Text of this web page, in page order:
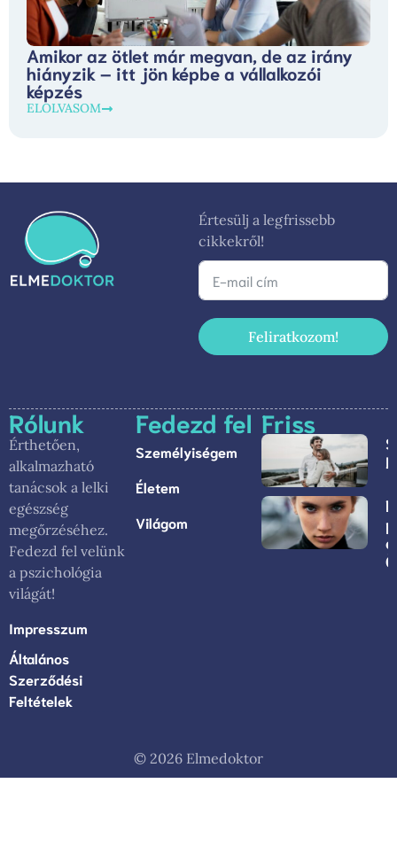
Amikor az ötlet már megvan, de az irány
hiányzik – itt jön képbe a vállalkozói
képzés
ELOLVASOM
Értesülj a legfrissebb
cikkekről!
Feliratkozom!
Rólunk
Érthetően,
alkalmazható
tanácsok a lelki
egészség
megőrzéséhez.
Fedezd fel velünk
a pszichológia
világát!
Impresszum
Általános
Szerződési
Feltételek
Fedezd fel
Személyiségem
Életem
Világom
Friss
© 2026 Elmedoktor